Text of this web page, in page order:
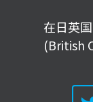
在日英
(British